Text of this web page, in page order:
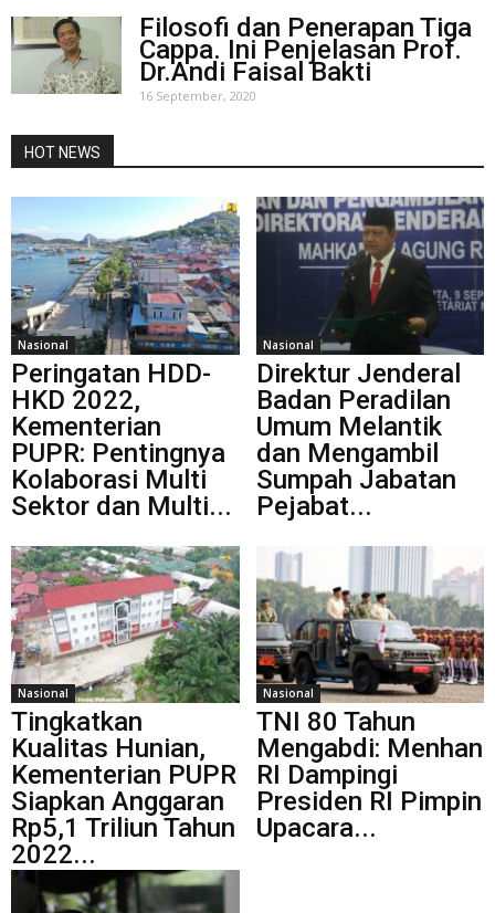
Filosofi dan Penerapan Tiga
Cappa. Ini Penjelasan Prof.
Dr.Andi Faisal Bakti
16 September, 2020
HOT NEWS
Nasional
Peringatan HDD-
HKD 2022,
Kementerian
PUPR: Pentingnya
Kolaborasi Multi
Sektor dan Multi...
Nasional
Direktur Jenderal
Badan Peradilan
Umum Melantik
dan Mengambil
Sumpah Jabatan
Pejabat...
Nasional
Tingkatkan
Kualitas Hunian,
Kementerian PUPR
Siapkan Anggaran
Rp5,1 Triliun Tahun
2022...
Nasional
TNI 80 Tahun
Mengabdi: Menhan
RI Dampingi
Presiden RI Pimpin
Upacara...